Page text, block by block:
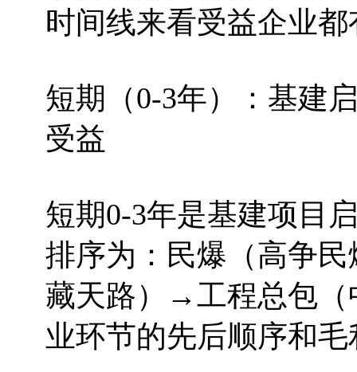
时间线来看受益企业都
短期（0-3年）：基建
受益
短期0-3年是基建项目
排序为：民爆（高争
藏天路）→工程总包（
业环节的先后顺序和